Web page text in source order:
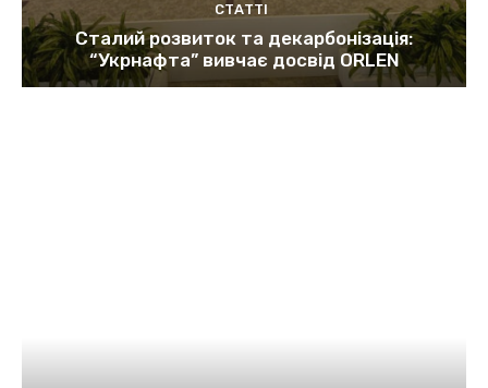
СТАТТІ
Сталий розвиток та декарбонізація:
“Укрнафта” вивчає досвід ORLEN